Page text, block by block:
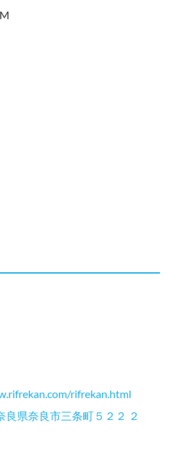
rifrekan.html
良県奈良市三条町５２２ ２